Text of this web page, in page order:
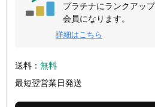
プラチナにランクアッ
会員になります。
詳細はこちら
送料： 無料
最短翌営業日発送